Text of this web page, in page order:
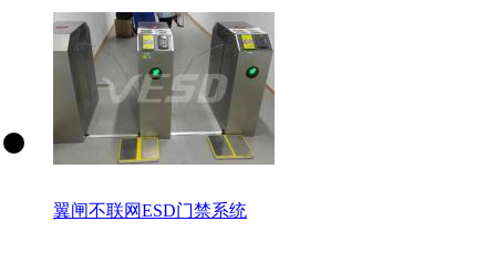
翼闸不联网ESD门禁系统